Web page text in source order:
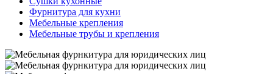
Фурнитура для кухни
Мебельные крепления
Мебельные трубы и крепления